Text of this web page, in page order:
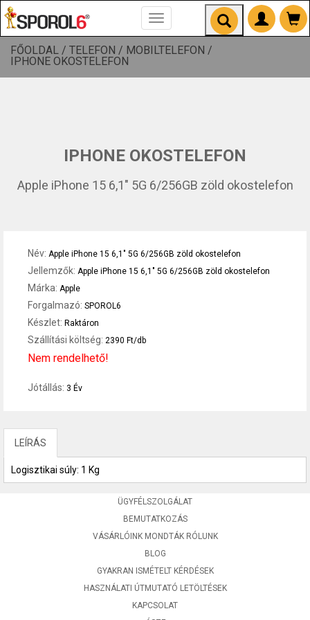
Toggle
navigation
FŐOLDAL / TELEFON / MOBILTELEFON /
IPHONE OKOSTELEFON
IPHONE OKOSTELEFON
Apple iPhone 15 6,1" 5G 6/256GB zöld okostelefon
Név: Apple iPhone 15 6,1" 5G 6/256GB zöld okostelefon
Jellemzők: Apple iPhone 15 6,1" 5G 6/256GB zöld okostelefon
Márka: Apple
Forgalmazó: SPOROL6
Készlet: Raktáron
Szállítási költség: 2390 Ft/db
Nem rendelhető!
Jótállás: 3 Év
LEÍRÁS
Logisztikai súly: 1 Kg
ÜGYFÉLSZOLGÁLAT
BEMUTATKOZÁS
VÁSÁRLÓINK MONDTÁK RÓLUNK
BLOG
GYAKRAN ISMÉTELT KÉRDÉSEK
HASZNÁLATI ÚTMUTATÓ LETÖLTÉSEK
KAPCSOLAT